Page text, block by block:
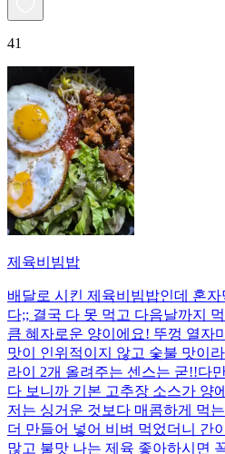
41
제육비빔밥
배달로 시킨 제육비빔밥인데 혼
다;; 결국 다 못 먹고 다음날까지
큼 혜자로운 양이에요! 뚜껑 열자
맛이 인위적이지 않고 숯불 맛이
라이 2개 올려주는 센스는 굳!! ​다
다 보니까 기본 고추장 소스가 양
저는 싱거운 것보다 매콤하게 먹
더 만들어 넣어 비벼 먹었더니 간
많고 불맛 나는 제육 좋아하시면